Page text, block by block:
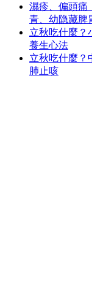
濕疹、偏頭痛
青、幼隐藏脾
立秋吃什麼？
養生心法
立秋吃什麼？
肺止咳